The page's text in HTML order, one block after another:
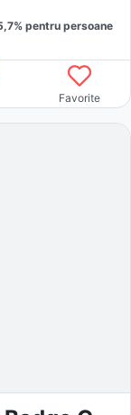
% pentru persoane
Favorite